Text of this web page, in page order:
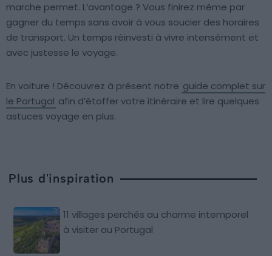
marche permet. L’avantage ? Vous finirez même par
gagner du temps sans avoir à vous soucier des horaires
de transport. Un temps réinvesti à vivre intensément et
avec justesse le voyage.
En voiture ! Découvrez à présent notre guide complet sur
le Portugal afin d’étoffer votre itinéraire et lire quelques
astuces voyage en plus.
Plus d'inspiration
11 villages perchés au charme intemporel
à visiter au Portugal